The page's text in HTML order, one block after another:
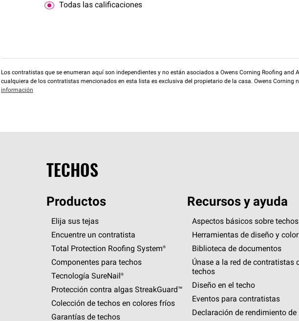
Todas las calificaciones
Los contratistas que se enumeran aquí son independientes y no están asociados a Owens Corning Roofing
cualquiera de los contratistas mencionados en esta lista es exclusiva del propietario de la casa. Owens
información
TECHOS
Productos
Elija sus tejas
Encuentre un contratista
Total Protection Roofing System®
Componentes para techos
Tecnología SureNail®
Protección contra algas StreakGuard™
Colección de techos en colores fríos
Garantías de techos
Recursos y ayuda
Aspectos básicos sobre techos
Herramientas de diseño y color
Biblioteca de documentos
Únase a la red de contratistas
techos
Diseño en el techo
Eventos para contratistas
Declaración de rendimiento de